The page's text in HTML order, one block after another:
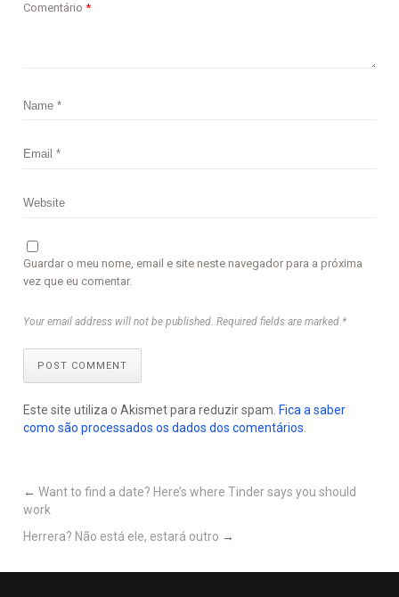
Comentário*
Guardar o meu nome, email e site neste navegador para a próxima
vez que eu comentar.
Your email address will not be published. Required fields are marked *
POST COMMENT
Este site utiliza o Akismet para reduzir spam. Fica a saber
como são processados os dados dos comentários
←Want to find a date? Here’s where Tinder says you should
work
Herrera? Não está ele, estará outro →